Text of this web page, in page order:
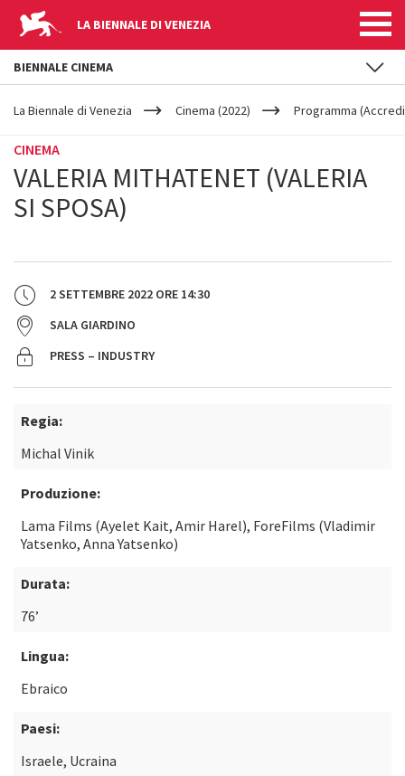
LA BIENNALE DI VENEZIA
YOUR
ARE
La Biennale di Venezia Cinema (2022) Programma
CINEMA
VALERIA MITHATENET (VALERIA
SI SPOSA)
2 SETTEMBRE 2022 ORE 14:30
SALA GIARDINO
PRESS – INDUSTRY
Regia:
Michal Vinik
Produzione:
Lama Films (Ayelet Kait, Amir Harel), ForeFilms (Vladimir
Yatsenko, Anna Yatsenko)
Durata:
76’
Lingua:
Ebraico
Paesi:
Israele, Ucraina
BIENNALE CINEMA